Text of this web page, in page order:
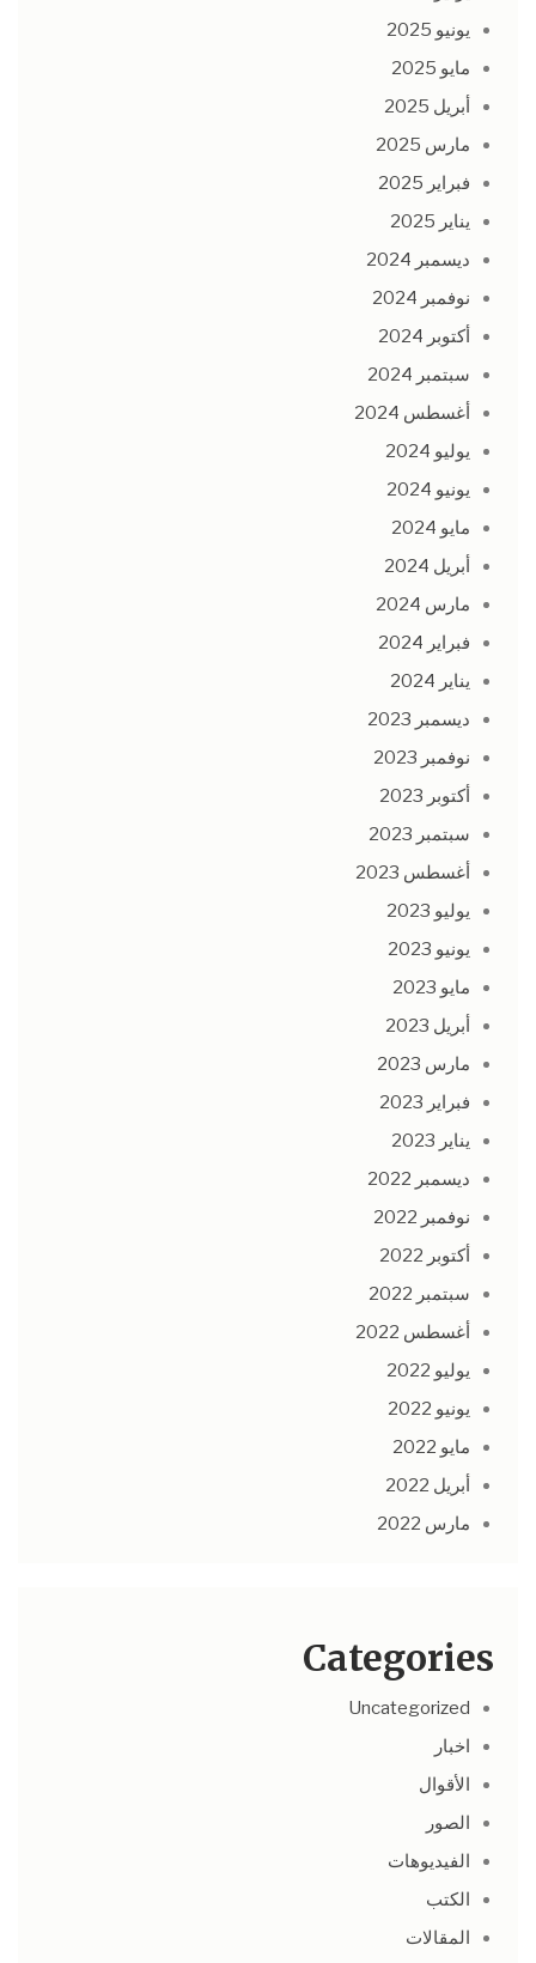
يونيو 2025
مايو 2025
أبريل 2025
مارس 2025
فبراير 2025
يناير 2025
ديسمبر 2024
نوفمبر 2024
أكتوبر 2024
سبتمبر 2024
أغسطس 2024
يوليو 2024
يونيو 2024
مايو 2024
أبريل 2024
مارس 2024
فبراير 2024
يناير 2024
ديسمبر 2023
نوفمبر 2023
أكتوبر 2023
سبتمبر 2023
أغسطس 2023
يوليو 2023
يونيو 2023
مايو 2023
أبريل 2023
مارس 2023
فبراير 2023
يناير 2023
ديسمبر 2022
نوفمبر 2022
أكتوبر 2022
سبتمبر 2022
أغسطس 2022
يوليو 2022
يونيو 2022
مايو 2022
أبريل 2022
مارس 2022
Categories
Uncategorized
اخبار
الأقوال
الصور
الفيديوهات
الكتب
المقالات